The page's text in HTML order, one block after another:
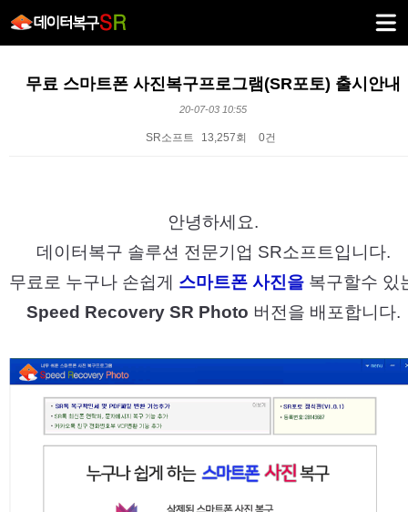
무료 스마트폰 사진복구프로그램(SR포토) 출시안내
20-07-03 10:55
SR소프트 13,257회 0건
안녕하세요.
데이터복구 솔루션 전문기업 SR소프트입니다.
무료로 누구나 손쉽게 스마트폰 사진을 복구할수 있
Speed Recovery SR Photo 버전을 배포합니다.